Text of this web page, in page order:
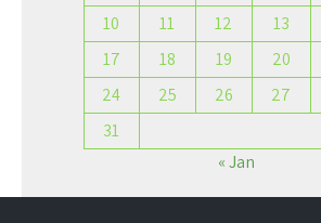
10
11 12 13
17
18 19 20
24
25 26 27
31
« Jan